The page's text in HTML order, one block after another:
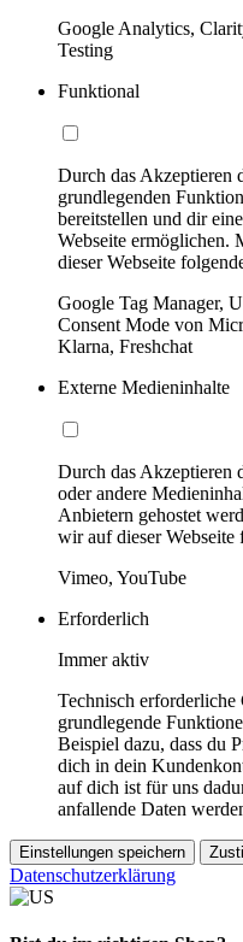
Google Analytics,
Testing
Funktional
Durch das Akzeptieren
grundlegenden
bereitstellen und dir
Webseite ermöglichen.
dieser Webseite
Google Tag Manager,
Consent Mode von
Klarna, Freshchat
Externe Medieninhalte
Durch das Akzeptieren
oder andere
Anbietern gehostet
wir auf dieser Webseite
Vimeo, YouTube
Erforderlich
Immer aktiv
Technisch erforderliche
grundlegende
Beispiel dazu, dass du
dich in dein
auf dich ist für uns
anfallende Daten
Einstellungen speichern
Datenschutzerklärung